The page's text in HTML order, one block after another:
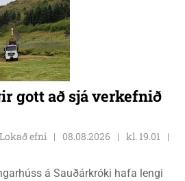
gott að sjá verkefnið
efni 08.08.2026
kl. 19.01
á Sauðárkróki hafa lengi